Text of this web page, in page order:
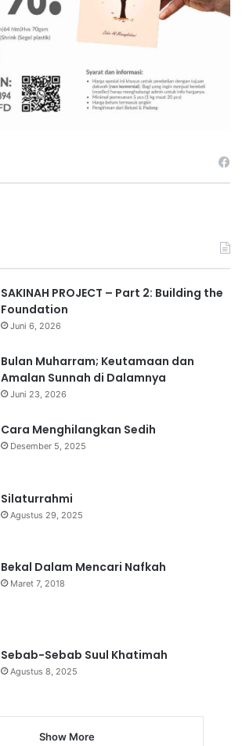
SAKINAH PROJECT – Part 2: Building the
Foundation
Juni 6, 2026
Bulan Muharram; Keutamaan dan
Amalan Sunnah di Dalamnya
Juni 23, 2026
Cara Menghilangkan Sedih
Desember 5, 2025
Silaturrahmi
Agustus 29, 2025
Bekal Dalam Mencari Nafkah
Maret 7, 2018
Sebab-Sebab Suul Khatimah
Agustus 8, 2025
Show More